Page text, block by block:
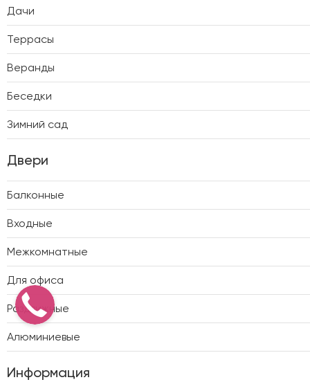
Дачи
Террасы
Веранды
Беседки
Зимний сад
Двери
Балконные
Входные
Межкомнатные
Для офиса
Раздвижные
Алюминиевые
Информация